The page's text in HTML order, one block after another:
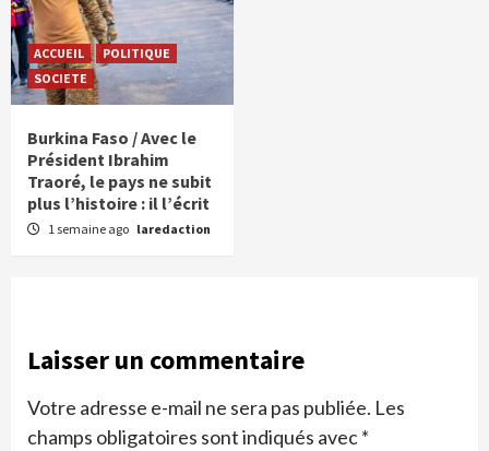
ACCUEIL
POLITIQUE
SOCIETE
Burkina Faso / Avec le
Président Ibrahim
Traoré, le pays ne subit
plus l’histoire : il l’écrit
1 semaine ago laredaction
Laisser un commentaire
Votre adresse e-mail ne sera pas publiée. Les
champs obligatoires sont indiqués avec*